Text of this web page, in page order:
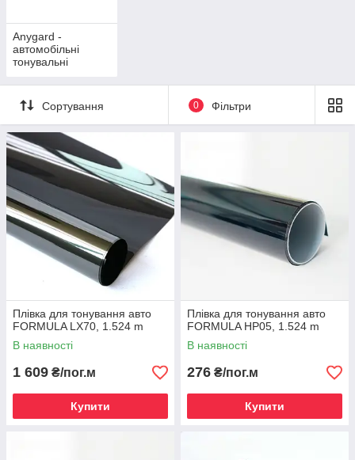
закінчений вигляд, перетворюючи її в естетично
завершену цілісну конструкцію.
Тонувальна плівка для авто яку Ви можете придбати в
нашому магазині пройшла сертифікацію в Україні. Плівка для
тонування авто купити в Києві.
Anygard -
автомобільні
тонувальні
металізовані
плівки.Сортування 0 Фільтри
Плівка для тонування авто
FORMULA LX70, 1.524 m
В наявності
1 609 ₴/пог.м
Купити
Плівка для тонування авто
FORMULA HP05, 1.524 m
В наявності
276 ₴/пог.м
Купити